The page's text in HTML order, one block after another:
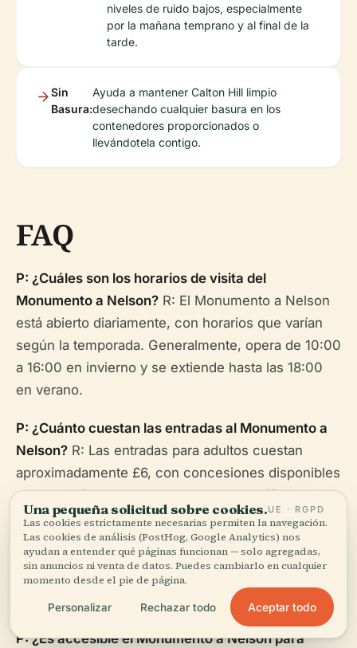
niveles de ruido bajos, especialmente
por la mañana temprano y al final de la
tarde.
Sin
Basura:
Ayuda a mantener Calton Hill limpio
desechando cualquier basura en los
contenedores proporcionados o
llevándotela contigo.
FAQ
P: ¿Cuáles son los horarios de visita del
Monumento a Nelson? R: El Monumento a Nelson
está abierto diariamente, con horarios que varían
según la temporada. Generalmente, opera de 10:00
a 16:00 en invierno y se extiende hasta las 18:00
en verano.
P: ¿Cuánto cuestan las entradas al Monumento a
Nelson? R: Las entradas para adultos cuestan
aproximadamente £6, con concesiones disponibles
para estudiantes, personas mayores y niños.
P: ¿Hay visitas guiadas disponibles en el
Monumento a Nelson?R: Sí, hay visitas guiadas
disponibles que ofrecen una exploración más
profunda de la historia del monumento.
P: ¿Es accesible el Monumento a Nelson para
Una pequeña solicitud sobre cookies.UE · RGPD
Las cookies estrictamente necesarias permiten la navegación.
Las cookies de análisis (PostHog, Google Analytics) nos
ayudan a entender qué páginas funcionan — solo agregadas,
sin anuncios ni venta de datos. Puedes cambiarlo en cualquier
momento desde el pie de página.
Personalizar Rechazar todo Aceptar todo